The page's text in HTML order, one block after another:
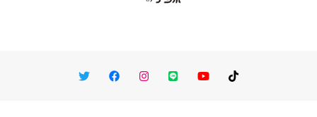
TwitterFacebookInstagram
LINE You TubeTikTok